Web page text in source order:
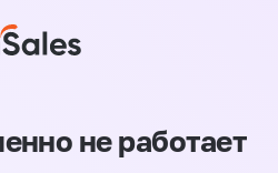
не работает